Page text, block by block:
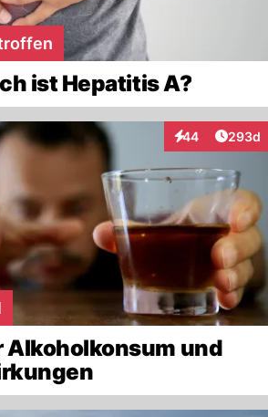
ist Hepatitis A?
44
Interaktionen
293d
Alkoholkonsum und